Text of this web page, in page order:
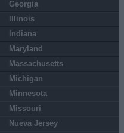
Georgia
Illinois
Indiana
Maryland
Massachusetts
Michigan
Minnesota
Missouri
Nueva Jersey